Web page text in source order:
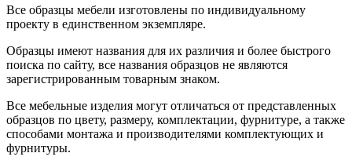
Все образцы мебели изготовлены по индивидуальному
проекту в единственном экземпляре.
Образцы имеют названия для их различия и более быстрого
поиска по сайту, все названия образцов не являются
зарегистрированным товарным знаком.
Все мебельные изделия могут отличаться от представленных
образцов по цвету, размеру, комплектации, фурнитуре, а также
способами монтажа и производителями комплектующих и
фурнитуры.